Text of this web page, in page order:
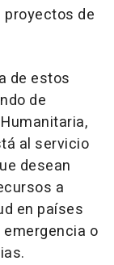
de
de estos
de
al servicio
desean
a
en países
o